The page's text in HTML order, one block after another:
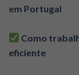
em Portugal
Como
eficiente